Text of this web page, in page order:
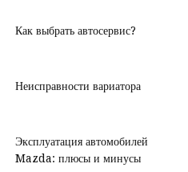
Как выбрать автосервис?
Неисправности вариатора
Эксплуатация автомобилей
Mazda: плюсы и минусы